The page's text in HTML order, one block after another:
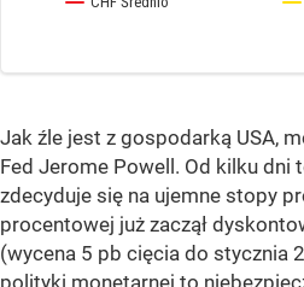
Jak źle jest z gospodarką USA,
Fed Jerome Powell. Od kilku dni
zdecyduje się na ujemne stopy
procentowej już zaczął
(wycena 5 pb cięcia do stycznia